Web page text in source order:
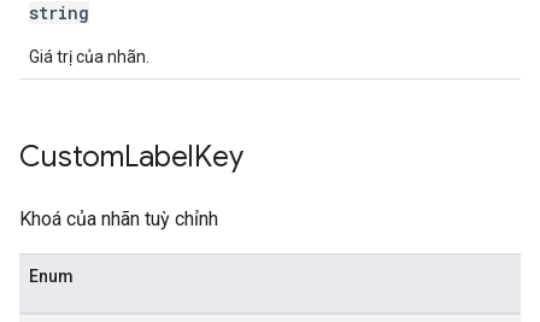
string
Giá trị của nhãn.
CustomLabelKey
Khoá của nhãn tuỳ chỉnh
Enum